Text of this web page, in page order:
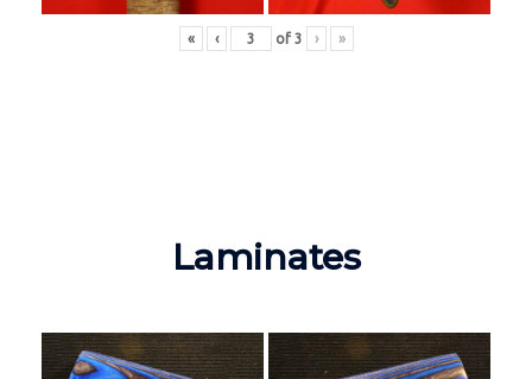
« ‹ of 3 › »
Laminates